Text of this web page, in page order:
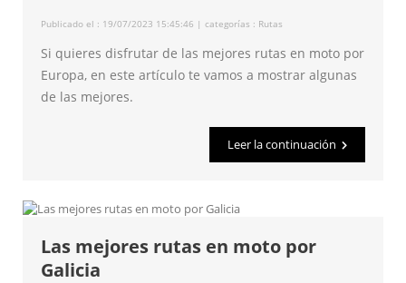
Publicado el : 19/07/2023 15:45:46 | categorías : Rutas
Si quieres disfrutar de las mejores rutas en moto por
Europa, en este artículo te vamos a mostrar algunas
de las mejores.
Leer la continuación
Las mejores rutas en moto por
Galicia